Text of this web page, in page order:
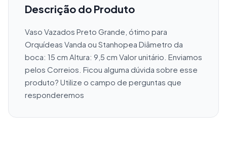
Descrição do Produto
Vaso Vazados Preto Grande, ótimo para
Orquídeas Vanda ou Stanhopea Diâmetro da
boca: 15 cm Altura: 9,5 cm Valor unitário. Enviamos
pelos Correios. Ficou alguma dúvida sobre esse
produto? Utilize o campo de perguntas que
responderemos